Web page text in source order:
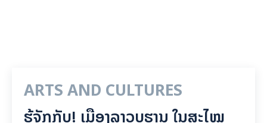
ARTS AND CULTURES
ຮູ້ຈັກກັບ! ເມືອງລາວບູຮານ ໃນສະໄໝ